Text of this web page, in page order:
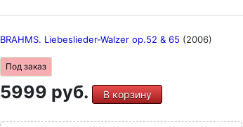
BRAHMS. Liebeslieder-Walzer op.52 & 65 (2006)
Под заказ
5999 руб. В корзину